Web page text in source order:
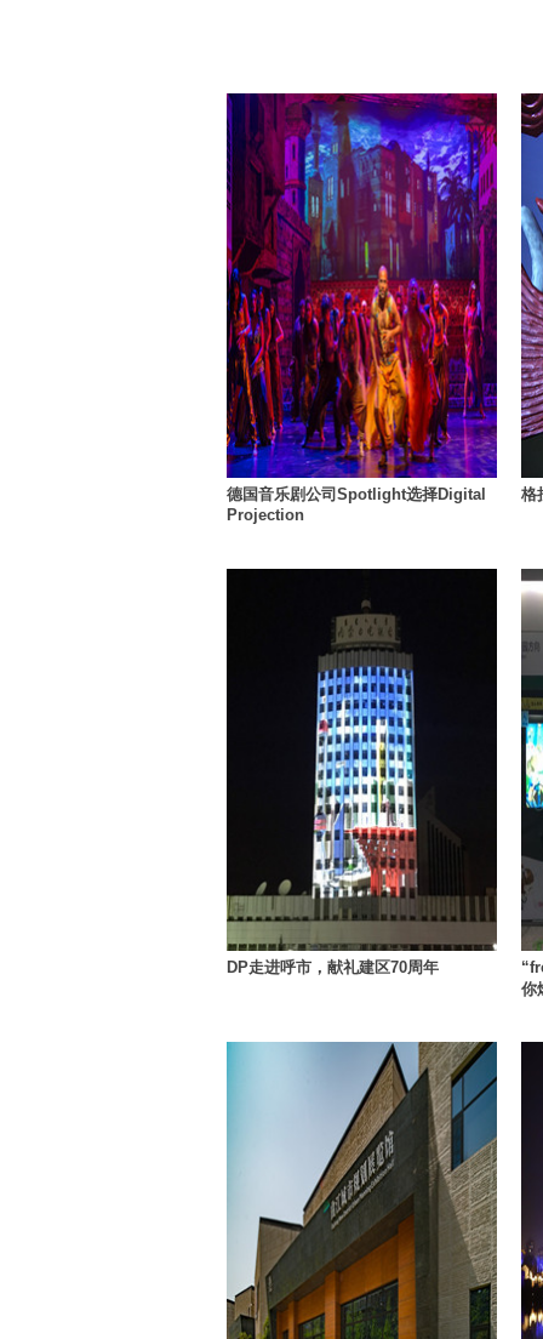
德国音乐剧公司Spotlight选择Digital
Projection
格
DP走进呼市，献礼建区70周年
你